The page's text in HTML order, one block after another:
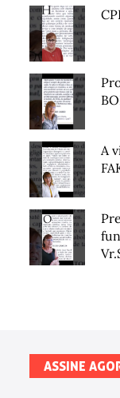
A
ASSINE